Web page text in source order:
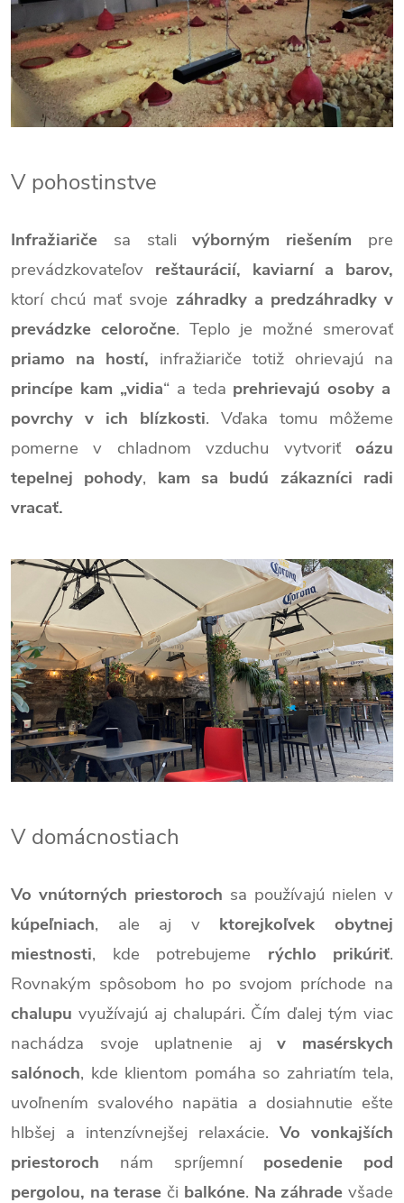
V pohostinstve
Infražiariče sa stalivýborným riešením pre
prevádzkovateľov reštaurácií, kaviarní a barov,
ktorí chcú mať svoje záhradky a predzáhradky v
prevádzke celoročne. Teplo je možné smerovať
priamo na hostí, infražiariče totiž ohrievajú na
princípe kam „vidia“ a teda prehrievajú osoby a
povrchy v ich blízkosti. Vďaka tomu môžeme
pomerne v chladnom vzduchu vytvoriť oázu
tepelnej pohody, kam sa budú zákazníci radi
vracať.
V domácnostiach
Vo vnútorných priestoroch sa používajú nielen v
kúpeľniach, ale aj v ktorejkoľvek obytnej
miestnosti, kde potrebujeme rýchlo prikúriť.
Rovnakým spôsobom ho po svojom príchode na
chalupu využívajú aj chalupári. Čím ďalej tým viac
nachádza svoje uplatnenie ajv masérskych
salónoch, kde klientom pomáha so zahriatím tela,
uvoľnením svalového napätia a dosiahnutie ešte
hlbšej a intenzívnejšej relaxácie. Vo vonkajších
priestoroch nám spríjemní posedenie pod
pergolou, na terase či balkóne. Na záhrade všade